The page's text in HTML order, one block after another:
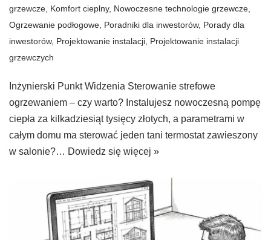
grzewcze, Komfort cieplny, Nowoczesne technologie grzewcze,
Ogrzewanie podłogowe, Poradniki dla inwestorów, Porady dla
inwestorów, Projektowanie instalacji, Projektowanie instalacji
grzewczych
Inżynierski Punkt Widzenia Sterowanie strefowe
ogrzewaniem – czy warto? Instalujesz nowoczesną pompę
ciepła za kilkadziesiąt tysięcy złotych, a parametrami w
całym domu ma sterować jeden tani termostat zawieszony
w salonie?… Dowiedz się więcej »